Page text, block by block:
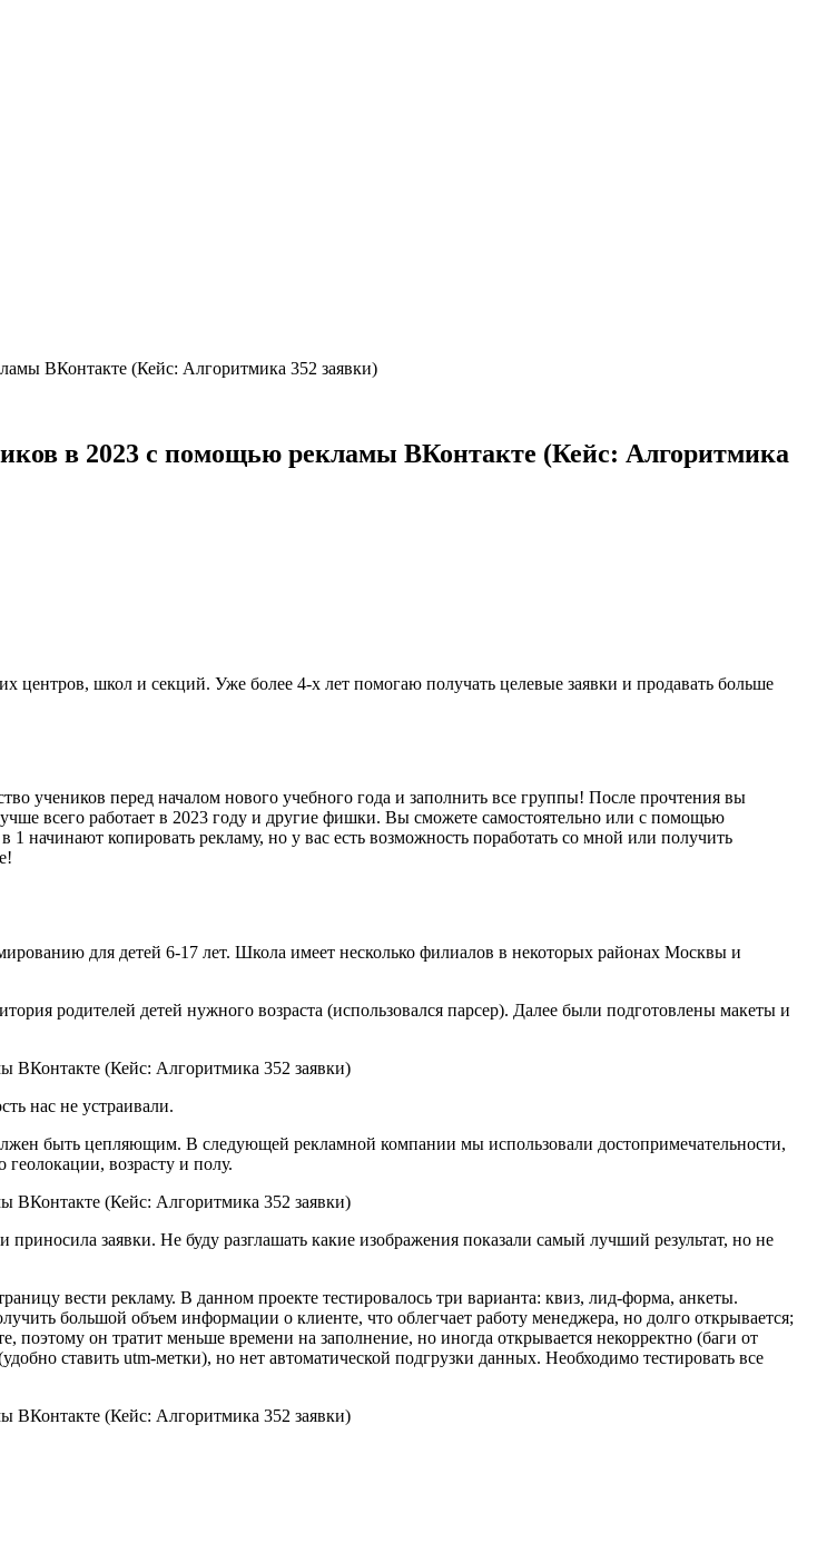
ВКонтакте (Кейс: Алгоритмика 352 заявки)
в 2023 с помощью рекламы ВКонтакте (Кейс: Алгоритмика
школ и секций. Уже более 4-х лет помогаю получать целевые заявки и продавать больше
учеников перед началом нового учебного года и заполнить все группы! После прочтения вы
всего работает в 2023 году и другие фишки. Вы сможете самостоятельно или с помощью
начинают копировать рекламу, но у вас есть возможность поработать со мной или получить
для детей 6-17 лет. Школа имеет несколько филиалов в некоторых районах Москвы и
родителей детей нужного возраста (использовался парсер). Далее были подготовлены макеты и
нас не устраивали.
быть цепляющим. В следующей рекламной компании мы использовали достопримечательности,
возрасту и полу.
заявки. Не буду разглашать какие изображения показали самый лучший результат, но не
вести рекламу. В данном проекте тестировалось три варианта: квиз, лид-форма, анкеты.
большой объем информации о клиенте, что облегчает работу менеджера, но долго открывается;
он тратит меньше времени на заполнение, но иногда открывается некорректно (баги от
ставить utm-метки), но нет автоматической подгрузки данных. Необходимо тестировать все